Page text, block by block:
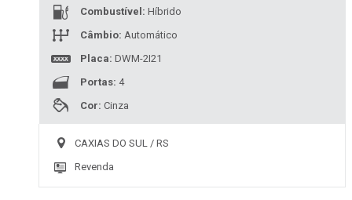
Combustível: Híbrido
Câmbio: Automático
Placa: DWM-2I21
Portas: 4
Cor: Cinza
CAXIAS DO SUL / RS
Revenda